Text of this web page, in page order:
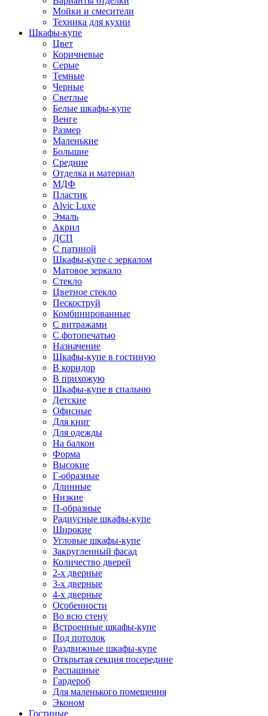
Мойки и смесители
Техника для кухни
Шкафы-купе
Цвет
Коричневые
Серые
Темные
Черные
Светлые
Белые шкафы-купе
Венге
Размер
Маленькие
Большие
Средние
Отделка и материал
МДФ
Пластик
Alvic Luxe
Эмаль
Акрил
ДСП
С патиной
Шкафы-купе с зеркалом
Матовое зеркало
Стекло
Цветное стекло
Пескоструй
Комбинированные
С витражами
С фотопечатью
Назначение
Шкафы-купе в гостиную
В коридор
В прихожую
Шкафы-купе в спальню
Детские
Офисные
Для книг
Для одежды
На балкон
Форма
Высокие
Г-образные
Длинные
Низкие
П-образные
Радиусные шкафы-купе
Широкие
Угловые шкафы-купе
Закругленный фасад
Количество дверей
2-х дверные
3-х дверные
4-х дверные
Особенности
Во всю стену
Встроенные шкафы-купе
Под потолок
Раздвижные шкафы-купе
Открытая секция посередине
Распашные
Гардероб
Для маленького помещения
Эконом
Гостиные